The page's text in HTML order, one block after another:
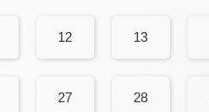
12 13
27 28